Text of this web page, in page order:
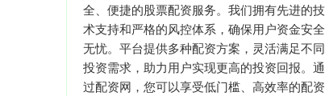
全、便捷的股票配资服务。我们拥有先进的技
术支持和严格的风控体系，确保用户资金安全
无忧。平台提供多种配资方案，灵活满足不同
投资需求，助力用户实现更高的投资回报。通
过配资网，您可以享受低门槛、高效率的配资